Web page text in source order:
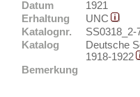
Ennigerloh
Erbach im
Erfurt
Testbanknoten
Banknotenbriefe
Kataloge
Aufbewahrung
Datum
1921
Erhaltung
UNC
Katalognr.
SS0318_2-
Katalog
Deutsche
1918-1922
Bemerkung